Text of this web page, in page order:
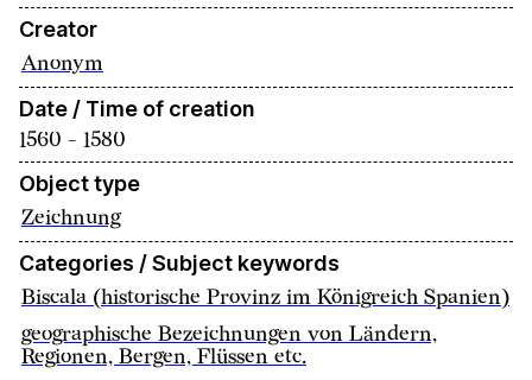
Creator
Anonym
Date / Time of creation
1560 - 1580
Object type
Zeichnung
Categories / Subject keywords
Biscala (historische Provinz im Königreich Spanien)
geographische Bezeichnungen von Ländern,
Regionen, Bergen, Flüssen etc.